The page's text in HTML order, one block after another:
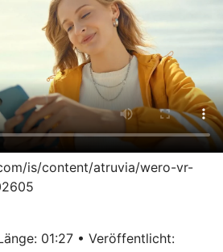
is/content/atruvia/wero-vr-
01:27 • Veröffentlicht: